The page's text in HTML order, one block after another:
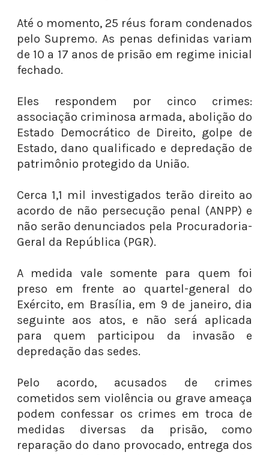
Até o momento, 25 réus foram condenados
pelo Supremo. As penas definidas variam
de 10 a 17 anos de prisão em regime inicial
fechado.
Eles respondem por cinco crimes:
associação criminosa armada, abolição do
Estado Democrático de Direito, golpe de
Estado, dano qualificado e depredação de
patrimônio protegido da União.
Cerca 1,1 mil investigados terão direito ao
acordo de não persecução penal (ANPP) e
não serão denunciados pela Procuradoria-
Geral da República (PGR).
A medida vale somente para quem foi
preso em frente ao quartel-general do
Exército, em Brasília, em 9 de janeiro, dia
seguinte aos atos, e não será aplicada
para quem participou da invasão e
depredação das sedes.
Pelo acordo, acusados de crimes
cometidos sem violência ou grave ameaça
podem confessar os crimes em troca de
medidas diversas da prisão, como
reparação do dano provocado, entrega dos